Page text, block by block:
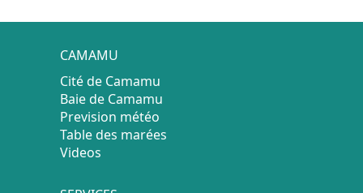
CAMAMU
Cité de Camamu
Baie de Camamu
Prevision météo
Table des marées
Videos